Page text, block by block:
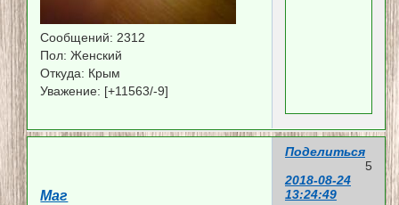
Сообщений: 2312
Пол: Женский
Откуда: Крым
Уважение: [+11563/-9]
Поделиться
5
2018-08-24
13:24:49
Маг